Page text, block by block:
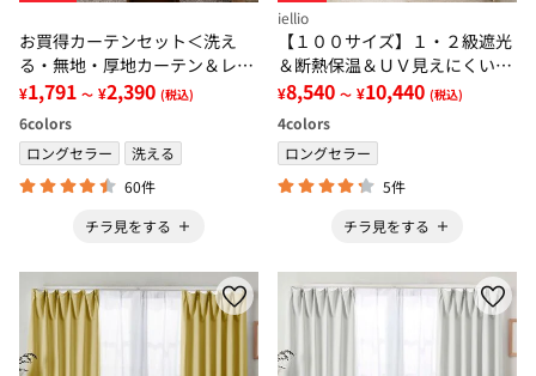
お買得カーテンセット＜洗え
る・無地・厚地カーテン＆レー
スカーテン＞
¥1,791 ～ ¥2,390 (税込)
6colors
ロングセラー
洗える
60件
チラ見をする
iellio
【１００サイズ】１・２級遮光
＆断熱保温＆ＵＶ見えにくいレ
ース付カーテンセット＜イージ
ーオーダー・無地・新生活・グ
レー＞
¥8,540 ～ ¥10,440 (税込)
4colors
ロングセラー
5件
チラ見をする